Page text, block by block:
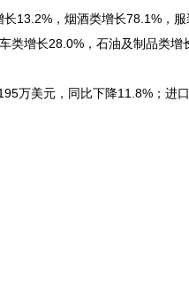
13.2%，烟酒类增长78.1%，
增长28.0%，石油及制品类增
万美元，同比下降11.8%；进